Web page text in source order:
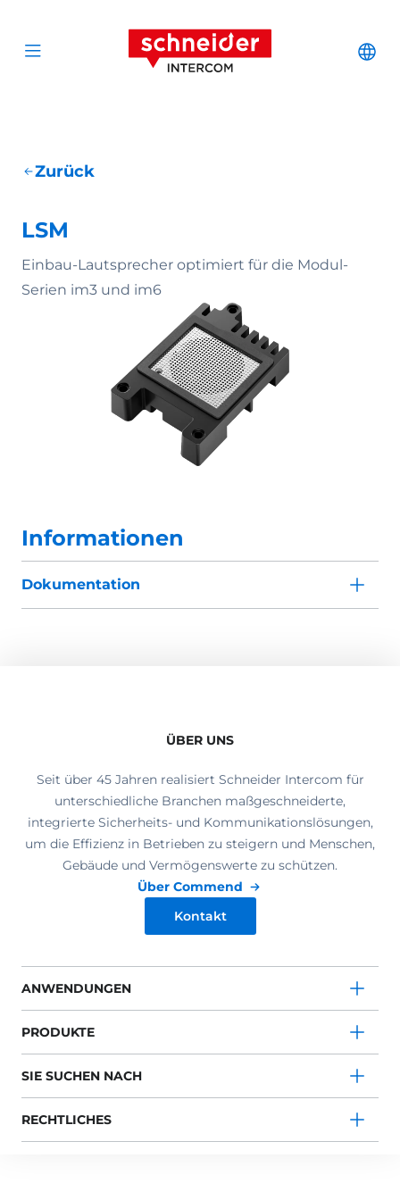
Open menu
Schneider
Zurück
LSM
Einbau-Lautsprecher optimiert für die Modul-
Serien im3 und im6
Informationen
Dokumentation
ÜBER UNS
Seit über 45 Jahren realisiert Schneider Intercom für
unterschiedliche Branchen maßgeschneiderte,
integrierte Sicherheits- und Kommunikationslösungen,
um die Effizienz in Betrieben zu steigern und Menschen,
Gebäude und Vermögenswerte zu schützen.
Über Commend
Kontakt
ANWENDUNGEN
PRODUKTE
SIE SUCHEN NACH
RECHTLICHES